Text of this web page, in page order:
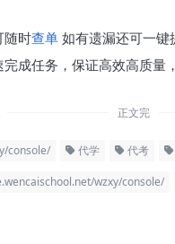
时查单 如有遗漏还可一键
成任务，保证高效高质量
正文完
console/ 代学 代考
wzxy/console/